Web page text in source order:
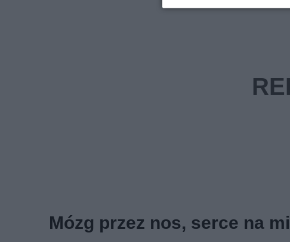
Mózg przez nos, serce na